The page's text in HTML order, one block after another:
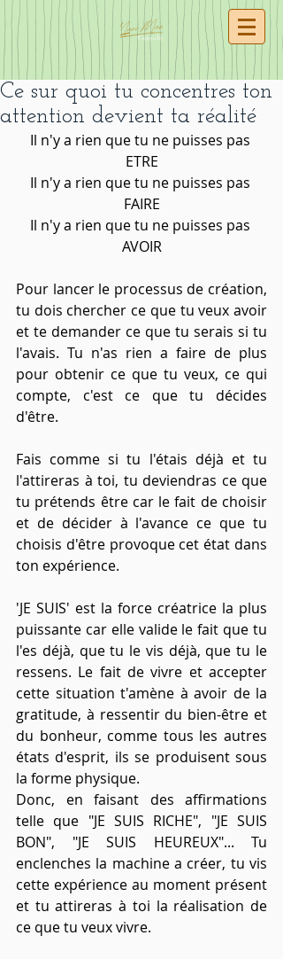
Ce sur quoi tu concentres ton
attention devient ta réalité
Il n'y a rien que tu ne puisses pas
ETRE
Il n'y a rien que tu ne puisses pas
FAIRE
Il n'y a rien que tu ne puisses pas
AVOIR
Pour lancer le processus de création,
tu dois chercher ce que tu veux avoir
et te demander ce que tu serais si tu
l'avais. Tu n'as rien a faire de plus
pour obtenir ce que tu veux, ce qui
compte, c'est ce que tu décides
d'être.
Fais comme si tu l'étais déjà et tu
l'attireras à toi, tu deviendras ce que
tu prétends être car le fait de choisir
et de décider à l'avance ce que tu
choisis d'être provoque cet état dans
ton expérience.
'JE SUIS' est la force créatrice la plus
puissante car elle valide le fait que tu
l'es déjà, que tu le vis déjà, que tu le
ressens. Le fait de vivre et accepter
cette situation t'amène à avoir de la
gratitude, à ressentir du bien-être et
du bonheur, comme tous les autres
états d'esprit, ils se produisent sous
la forme physique.
Donc, en faisant des affirmations
telle que "JE SUIS RICHE", "JE SUIS
BON", "JE SUIS HEUREUX"... Tu
enclenches la machine a créer, tu vis
cette expérience au moment présent
et tu attireras à toi la réalisation de
ce que tu veux vivre.